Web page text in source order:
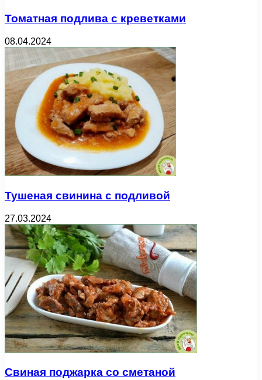
Томатная подлива с креветками
08.04.2024
Тушеная свинина с подливой
27.03.2024
Свиная поджарка со сметаной